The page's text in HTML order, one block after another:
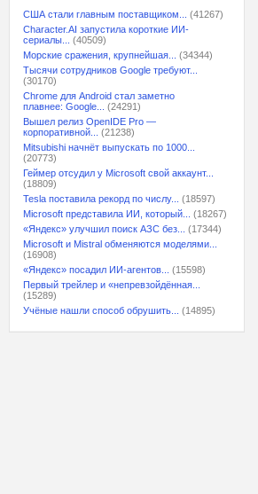
США стали главным поставщиком...
(41267)
Character.AI запустила короткие ИИ-
сериалы...
(40509)
Морские сражения, крупнейшая...
(34344)
Тысячи сотрудников Google требуют...
(30170)
Chrome для Android стал заметно
плавнее: Google...
(24291)
Вышел релиз OpenIDE Pro —
корпоративной...
(21238)
Mitsubishi начнёт выпускать по 1000...
(20773)
Геймер отсудил у Microsoft свой аккаунт...
(18809)
Tesla поставила рекорд по числу...
(18597)
Microsoft представила ИИ, который...
(18267)
«Яндекс» улучшил поиск АЗС без...
(17344)
Microsoft и Mistral обменяются моделями...
(16908)
«Яндекс» посадил ИИ-агентов...
(15598)
Первый трейлер и «непревзойдённая...
(15289)
Учёные нашли способ обрушить...
(14895)